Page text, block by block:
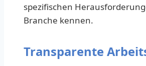
spezifischen
Branche kennen.
Transparente